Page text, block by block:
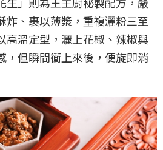
炸、裹以薄漿，重複灑粉三至
高溫定型，灑上花椒、辣椒與
，但瞬間衝上來後，便旋即消